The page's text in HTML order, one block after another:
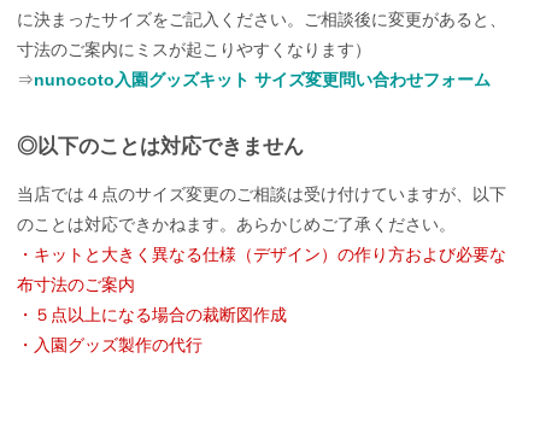
に決まったサイズをご記入ください。ご相談後に変更があると、
寸法のご案内にミスが起こりやすくなります）
⇒nunocoto入園グッズキット サイズ変更問い合わせフォーム
◎以下のことは対応できません
当店では４点のサイズ変更のご相談は受け付けていますが、以下
のことは対応できかねます。あらかじめご了承ください。
・キットと大きく異なる仕様（デザイン）の作り方および必要な
布寸法のご案内
・５点以上になる場合の裁断図作成
・入園グッズ製作の代行